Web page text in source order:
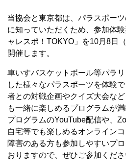
当協会と東京都は、パラスポー
に知っていただくため、参加体
ャレスポ！TOKYO」を10月8日
開催します。
車いすバスケットボール等パラ
した様々なパラスポーツを体験
者との対戦企画やクイズ大会な
も一緒に楽しめるプログラムが
プログラムのYouTube配信や、
自宅等でも楽しめるオンライン
障害のある方も参加しやすいプ
おりますので、ぜひご参加くださ